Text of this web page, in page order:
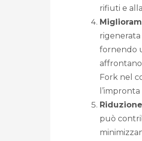
rifiuti e
fornendo
affrontano
Fork nel
può